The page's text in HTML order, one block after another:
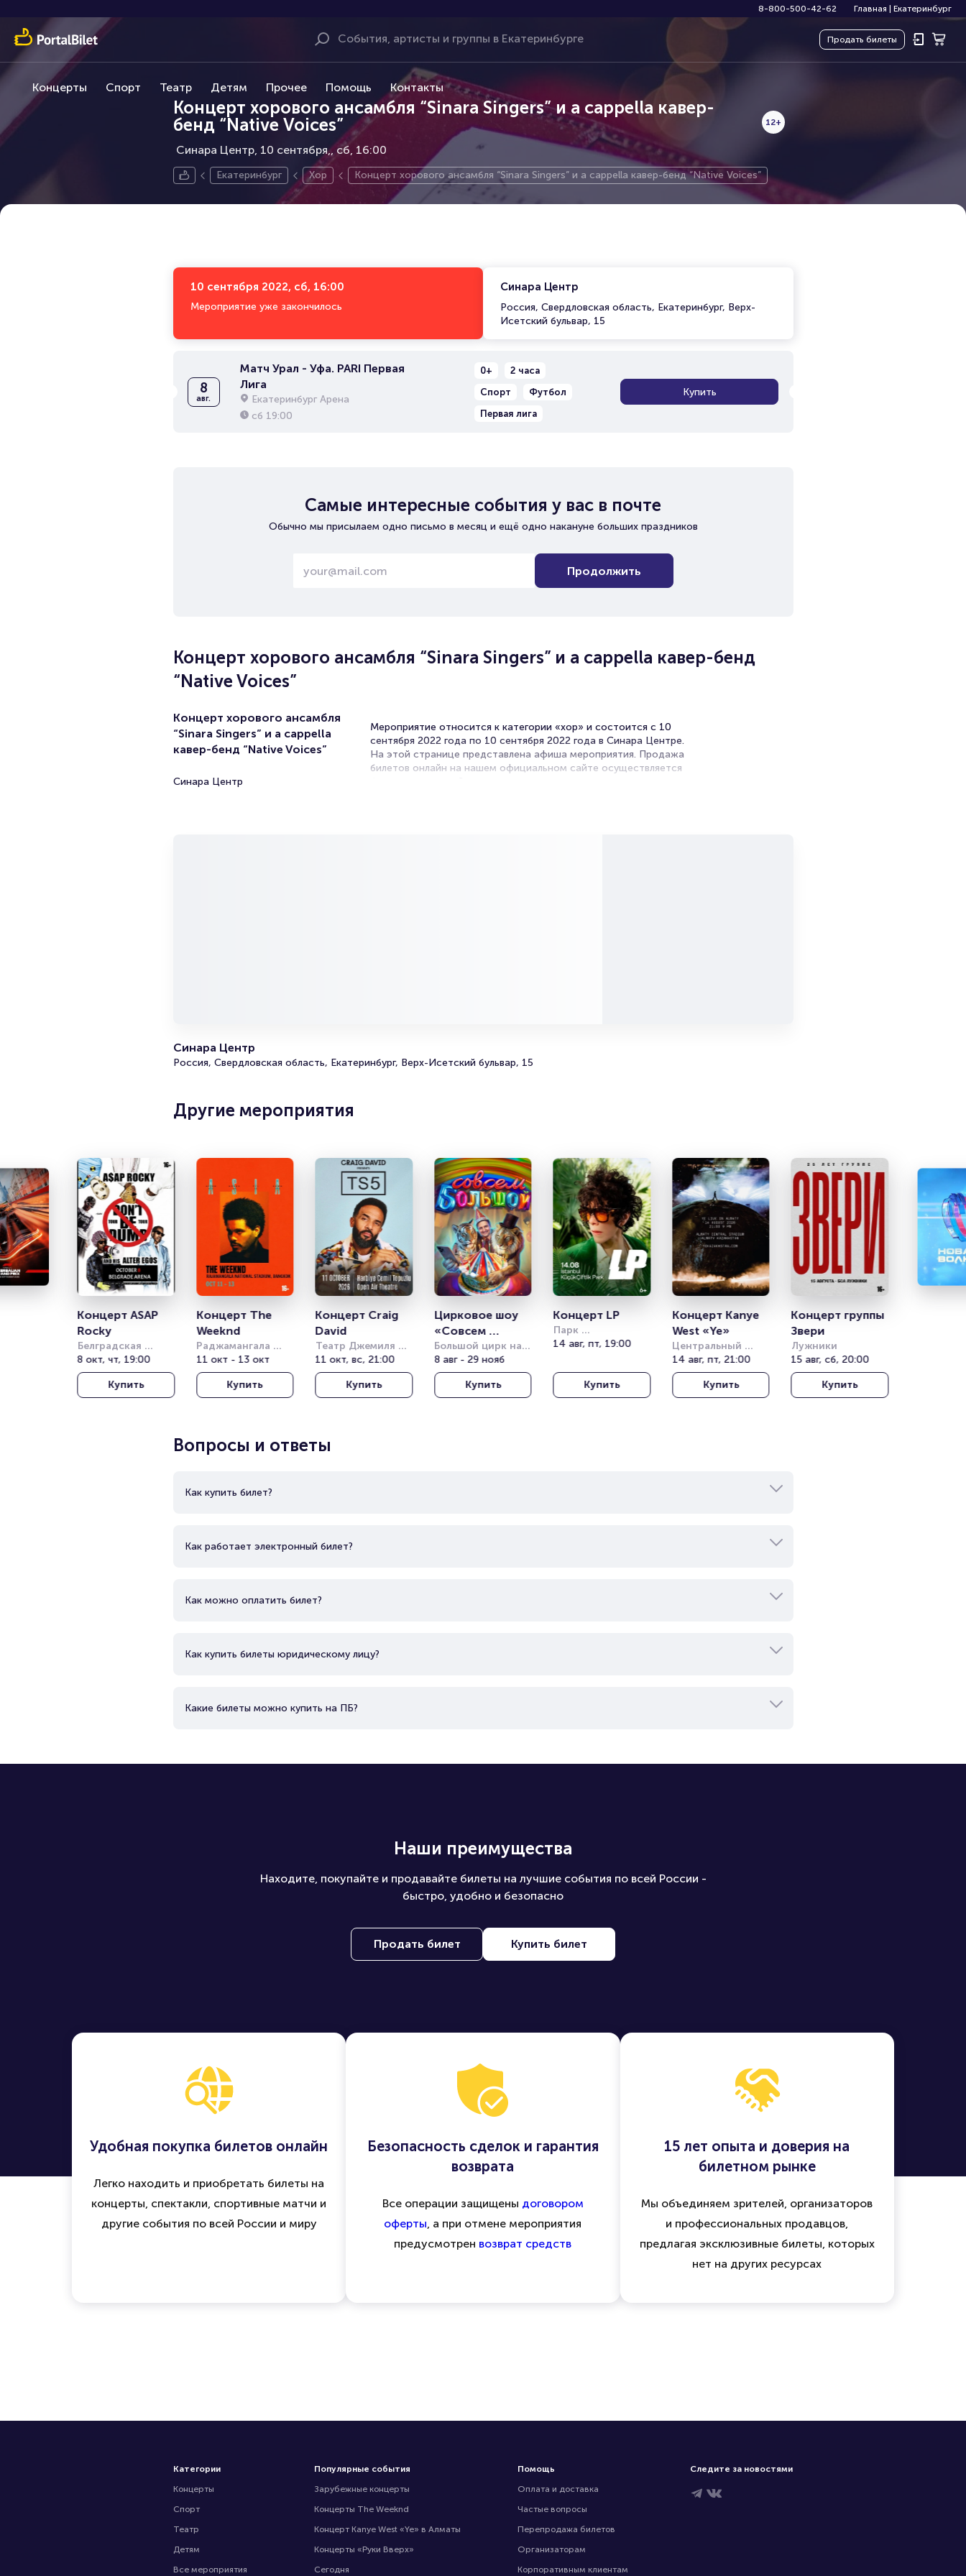
8-800-500-42-62 Главная Екатеринбург
Продать билеты
Концерты Спорт Театр Детям Прочее Помощь Контакты
Концерт хорового ансамбля “Sinara Singers” и a cappella кавер-
бенд “Native Voices”
Синара Центр, 10 сентября,
12+
сб, 16:00
Екатеринбург Хор Концерт хорового ансамбля “Sinara Singers” и a cappella кавер-бенд “Native Voices”
10 сентября 2022, сб, 16:00
Мероприятие уже закончилось
Синара Центр
Россия, Свердловская область, Екатеринбург, Верх-
Исетский бульвар, 15
8
авг.
Матч Урал - Уфа. PARI Первая
Лига
Екатеринбург Арена
сб 19:00
0+
2 часа
Спорт
Футбол
Первая лига
Купить
Самые интересные события у вас в почте
Обычно мы присылаем одно письмо в месяц и ещё одно накануне больших праздников
Продолжить
Концерт хорового ансамбля “Sinara Singers” и a cappella кавер-бенд
“Native Voices”
Концерт хорового ансамбля
“Sinara Singers” и a cappella
кавер-бенд “Native Voices”
Синара Центр
Мероприятие относится к категории «хор» и состоится с 10
сентября 2022 года по 10 сентября 2022 года в Синара Центре.
На этой странице представлена афиша мероприятия. Продажа
билетов онлайн на нашем официальном сайте осуществляется
Подробнее о том, как вернуть, сдать или продать билет
Синара Центр
Россия, Свердловская область, Екатеринбург, Верх-Исетский бульвар, 15
Другие мероприятия
Концерт ASAP
Rocky
Белградская
Арена (бывш.
Штарк Арена)
8 окт, чт, 19:00
Купить
Концерт The
Weeknd
Раджамангала
Нэшнл Стэдиум
(Rajamangala
National Stadium)
11 окт - 13 окт
Купить
Концерт Craig
David
Театр Джемиля
Топузлу под
открытым небом
(Harbiye Cemil
Topuzlu Open Air
11 окт, вс, 21:00
Купить
Цирковое шоу
«Совсем
большой»
Большой цирк на
проспекте
Вернадского
8 авг - 29 нояб
Купить
Концерт LP
Парк
Кучукчифтлик
14 авг, пт, 19:00
Купить
Концерт Kanye
West «Ye»
Центральный
стадион Алматы
14 авг, пт, 21:00
Купить
Концерт группы
Звери
Лужники
15 авг, сб, 20:00
Купить
Вопросы и ответы
Как купить билет?
Как работает электронный билет?
Как можно оплатить билет?
Как купить билеты юридическому лицу?
Какие билеты можно купить на ПБ?
Наши преимущества
Находите, покупайте и продавайте билеты на лучшие события по всей России -
быстро, удобно и безопасно
Продать билет Купить билет
Удобная покупка билетов онлайн
Легко находить и приобретать билеты на
концерты, спектакли, спортивные матчи и
другие события по всей России и миру
Безопасность сделок и гарантия
возврата
Все операции защищены договором
оферты , а при отмене мероприятия
предусмотрен возврат средств
15 лет опыта и доверия на
билетном рынке
Мы объединяем зрителей, организаторов
и профессиональных продавцов,
предлагая эксклюзивные билеты, которых
нет на других ресурсах
Категории
Концерты
Спорт
Театр
Детям
Все мероприятия
Популярные события
Зарубежные концерты
Концерты The Weeknd
Концерт Kanye West «Ye» в Алматы
Концерты «Руки Вверх»
Сегодня
Помощь
Оплата и доставка
Частые вопросы
Перепродажа билетов
Организаторам
Корпоративным клиентам
Следите за новостями